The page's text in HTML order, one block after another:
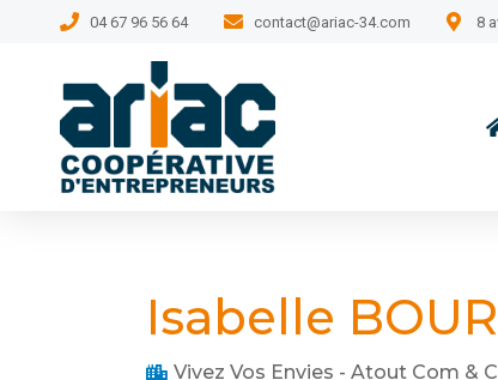
04 67 96 56 64 contact@ariac-34.com 8
Isabelle
Vivez Vos Envies - Atout Com &